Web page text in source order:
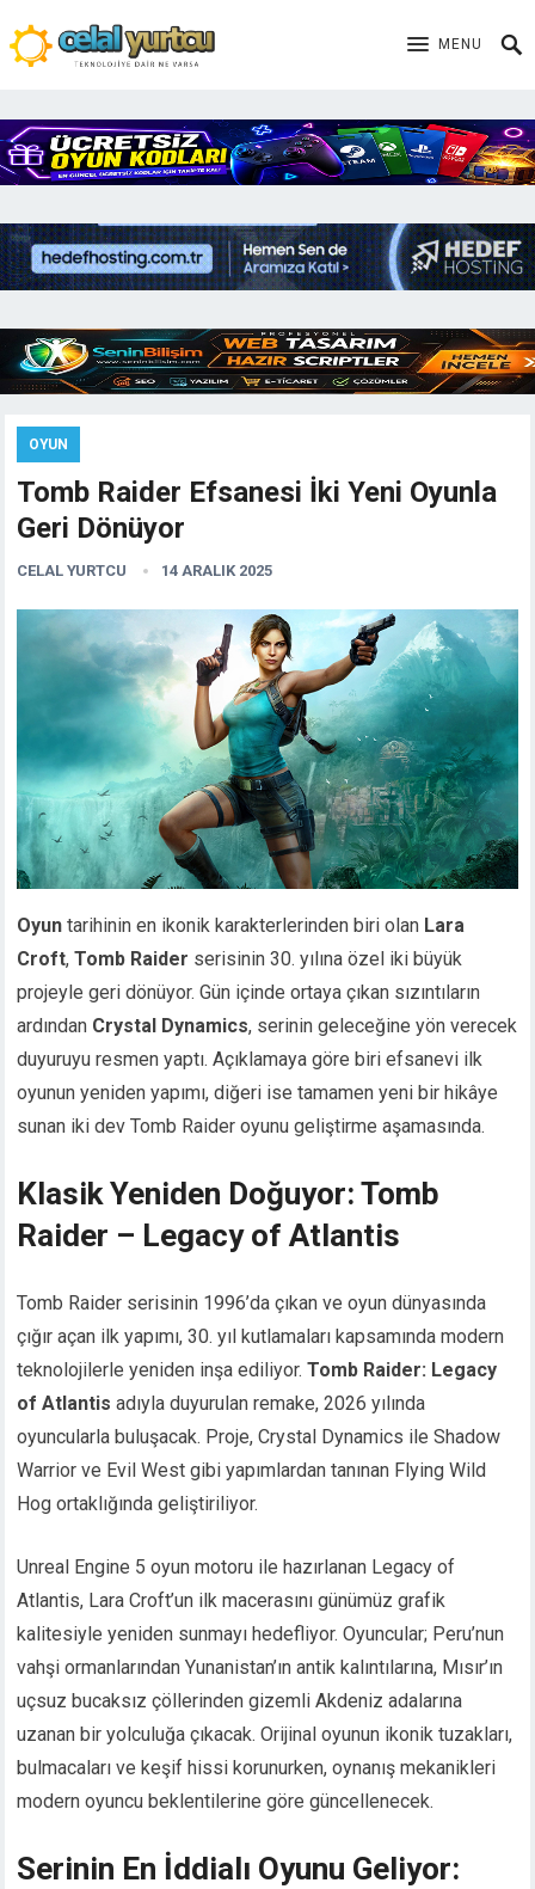
MENU
OYUN
Tomb Raider Efsanesi İki Yeni Oyunla
Geri Dönüyor
CELAL YURTCU 14 ARALIK 2025
Oyun tarihinin en ikonik karakterlerinden biri olan Lara
Croft,Tomb Raider serisinin 30. yılına özel iki büyük
projeyle geri dönüyor. Gün içinde ortaya çıkan sızıntıların
ardından Crystal Dynamics, serinin geleceğine yön verecek
duyuruyu resmen yaptı. Açıklamaya göre biri efsanevi ilk
oyunun yeniden yapımı, diğeri ise tamamen yeni bir hikâye
sunan iki dev Tomb Raider oyunu geliştirme aşamasında.
Klasik Yeniden Doğuyor: Tomb
Raider – Legacy of Atlantis
Tomb Raider serisinin 1996’da çıkan ve oyun dünyasında
çığır açan ilk yapımı, 30. yıl kutlamaları kapsamında modern
teknolojilerle yeniden inşa ediliyor.Tomb Raider: Legacy
of Atlantis adıyla duyurulan remake, 2026 yılında
oyuncularla buluşacak. Proje, Crystal Dynamics ile Shadow
Warrior ve Evil West gibi yapımlardan tanınan Flying Wild
Hog ortaklığında geliştiriliyor.
Unreal Engine 5 oyun motoru ile hazırlanan Legacy of
Atlantis, Lara Croft’un ilk macerasını günümüz grafik
kalitesiyle yeniden sunmayı hedefliyor. Oyuncular; Peru’nun
vahşi ormanlarından Yunanistan’ın antik kalıntılarına, Mısır’ın
uçsuz bucaksız çöllerinden gizemli Akdeniz adalarına
uzanan bir yolculuğa çıkacak. Orijinal oyunun ikonik tuzakları,
bulmacaları ve keşif hissi korunurken, oynanış mekanikleri
modern oyuncu beklentilerine göre güncellenecek.
Serinin En İddialı Oyunu Geliyor: